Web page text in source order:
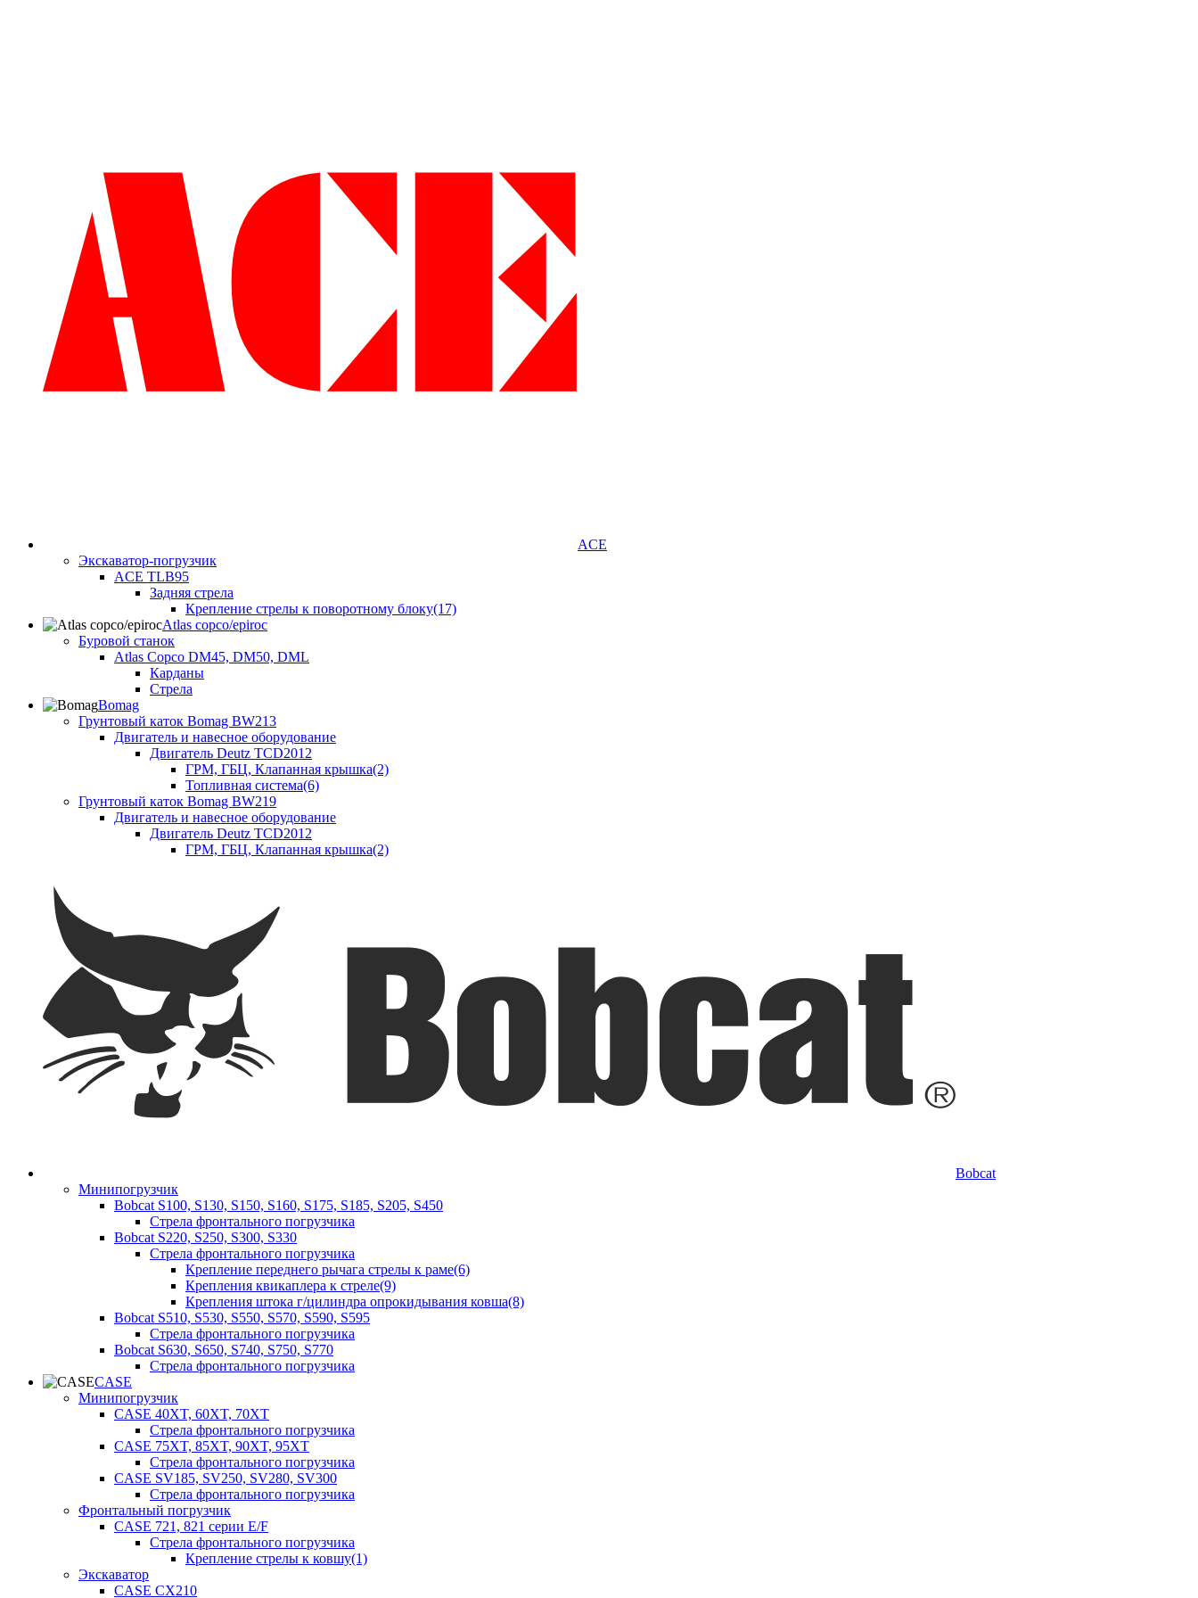
ACE
Экскаватор-погрузчик
ACE TLB95
Задняя стрела
Крепление стрелы к поворотному блоку(17)
Atlas copco/epiroc
Буровой станок
Atlas Copco DM45, DM50, DML
Карданы
Стрела
Bomag
Грунтовый каток Bomag BW213
Двигатель и навесное оборудование
Двигатель Deutz TCD2012
ГРМ, ГБЦ, Клапанная крышка(2)
Топливная система(6)
Грунтовый каток Bomag BW219
Двигатель и навесное оборудование
Двигатель Deutz TCD2012
ГРМ, ГБЦ, Клапанная крышка(2)
Bobcat
Минипогрузчик
Bobcat S100, S130, S150, S160, S175, S185, S205, S450
Стрела фронтального погрузчика
Bobcat S220, S250, S300, S330
Стрела фронтального погрузчика
Крепление переднего рычага стрелы к раме(6)
Крепления квикаплера к стреле(9)
Крепления штока г/цилиндра опрокидывания ковша(8)
Bobcat S510, S530, S550, S570, S590, S595
Стрела фронтального погрузчика
Bobcat S630, S650, S740, S750, S770
Стрела фронтального погрузчика
CASE
Минипогрузчик
CASE 40XT, 60XT, 70XT
Стрела фронтального погрузчика
CASE 75XT, 85XT, 90XT, 95XT
Стрела фронтального погрузчика
CASE SV185, SV250, SV280, SV300
Стрела фронтального погрузчика
Фронтальный погрузчик
CASE 721, 821 серии E/F
Стрела фронтального погрузчика
Крепление стрелы к ковшу(1)
Экскаватор
CASE CX210